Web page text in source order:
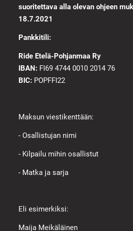
suoritettava alla olevan ohjeen
18.7.2021
Pankkitili:
Ride Etelä-Pohjanmaa Ry
IBAN: FI69 4744 0010 2014 76
BIC: POPFFI22
Maksun viestikenttään:
- Osallistujan nimi
- Kilpailu mihin osallistut
- Matka ja sarja
Eli esimerkiksi:
Maija Meikäläinen